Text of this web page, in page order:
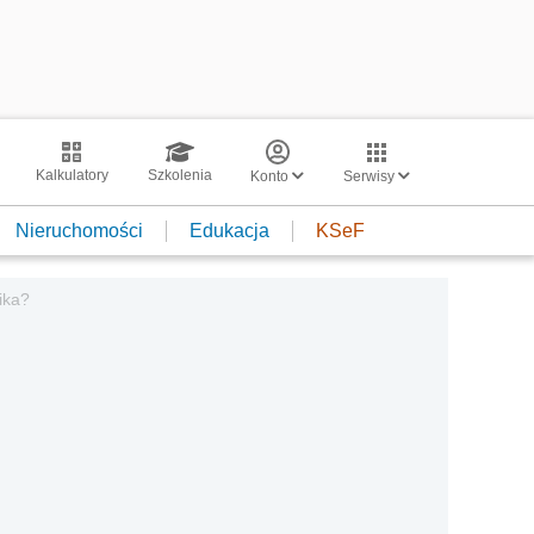
Kalkulatory Szkolenia Konto Serwisy
Nieruchomości Edukacja KSeF